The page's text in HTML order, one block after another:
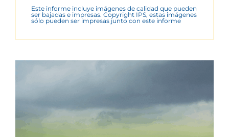
Este informe incluye imágenes de calidad que pueden
ser bajadas e impresas. Copyright IPS, estas imágenes
sólo pueden ser impresas junto con este informe